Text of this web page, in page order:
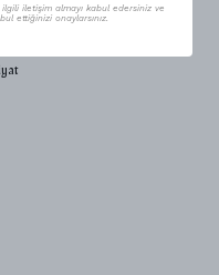
kargo
iletişim almayı kabul edersiniz ve
ettiğinizi onaylarsınız.